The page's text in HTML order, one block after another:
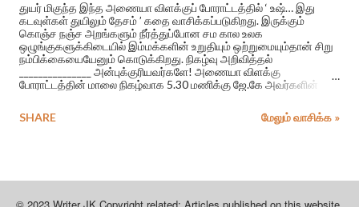
துயர் மிகுந்த இந்த அணையா விளக்குப் போராட்டத்தில் ‘ உஷ்… இது
கடவுள்கள் துயிலும் தேசம் ’ கதை வாசிக்கப்படுகிறது. இருக்கும்
கொஞ்ச நஞ்ச அறங்களும் நீர்த்துப்போன சம கால உலக
ஒழுங்குகளுக்கிடையில் இம்மக்களின் உறுதியும் ஒற்றுமையும்தான் சிறு
நம்பிக்கையையேனும் கொடுக்கிறது. நிகழ்வு அறிவித்தல்
_______________ அன்புக்குரியவர்களே! அணையா விளக்கு
போராட்டத்தின் மாலை நிகழ்வாக 5.30 மணிக்கு ஜே.கே அவர்களின்
கடவுள்கள் துயிலும் தேசம்” என்ற கதை வாசிப்பு இடம்பெறும்.
SHARE மேலும் வாசிக்க »